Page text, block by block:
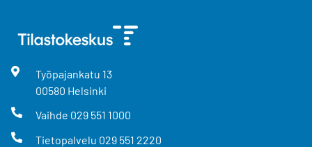
Työpajankatu 13
00580 Helsinki
Vaihde 029 551 1000
Tietopalvelu 029 551 2220